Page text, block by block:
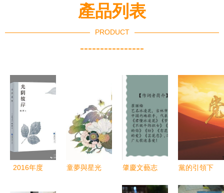
產品列表
PRODUCT
----------------
2016年度
童夢與星光
肇慶文藝志
黨的引領下